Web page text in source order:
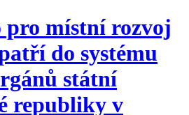
místní rozvoj
do systému
státní
republiky v